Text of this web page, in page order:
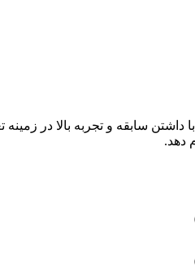
داشتن سابقه و تجربه بالا در
دهد.